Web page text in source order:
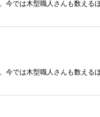
では木型職人さんも数え
では木型職人さんも数え